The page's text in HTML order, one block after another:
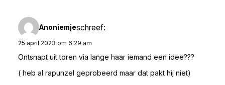
Anoniemjeschreef:
25 april 2023 om 6:29 am
Ontsnapt uit toren via lange haar iemand een idee???
( heb al rapunzel geprobeerd maar dat pakt hij niet)